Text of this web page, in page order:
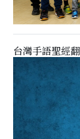
台灣手語聖經